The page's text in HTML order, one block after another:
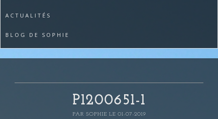
ACTUALITÉS
BLOG DE SOPHIE
P1200651-1
PAR SOPHIE LE 01-07-2019